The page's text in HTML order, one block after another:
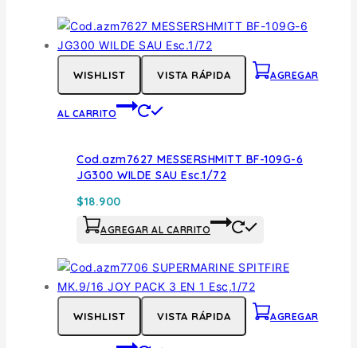
WISHLIST VISTA RÁPIDA AGREGAR
AL CARRITO
Cod.azm7627 MESSERSHMITT BF-109G-6
JG300 WILDE SAU Esc.1/72
$18.900
AGREGAR AL CARRITO
WISHLIST VISTA RÁPIDA AGREGAR